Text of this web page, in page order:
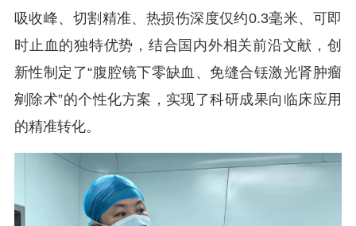
吸收峰、切割精准、热损伤深度仅约0.3毫米、可即
时止血的独特优势，结合国内外相关前沿文献，创
新性制定了“腹腔镜下零缺血、免缝合铥激光肾肿瘤
剜除术”的个性化方案，实现了科研成果向临床应用
的精准转化。